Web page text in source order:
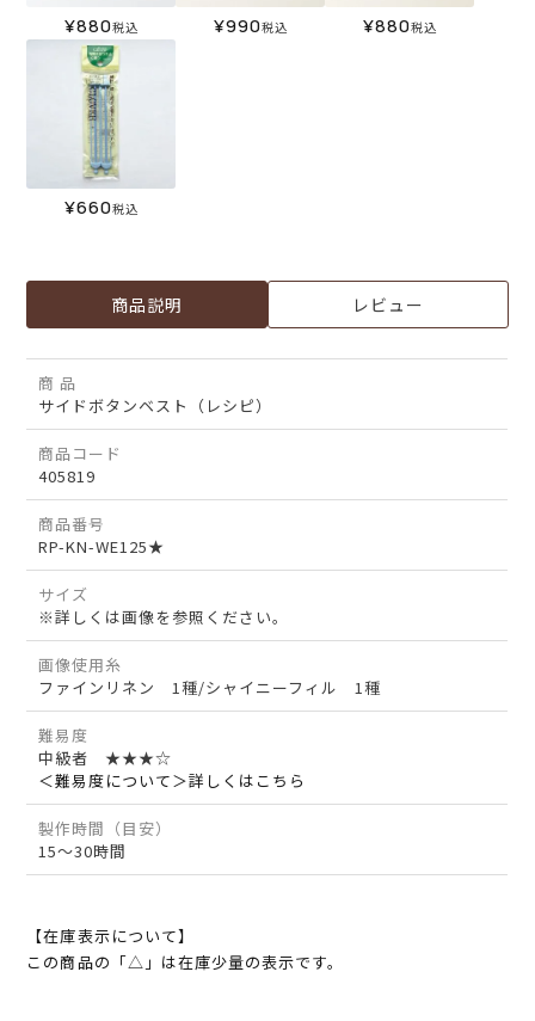
¥880税込 ¥990税込 ¥880税込
¥660税込
商品説明 レビュー
商 品
サイドボタンベスト（レシピ）
商品コード
405819
商品番号
RP-KN-WE125★
サイズ
※詳しくは画像を参照ください。
画像使用糸
ファインリネン 1種/シャイニーフィル 1種
難易度
中級者 ★★★☆
＜難易度について＞詳しくはこちら
製作時間（目安）
15～30時間
【在庫表示について】
この商品の「△」は在庫少量の表示です。